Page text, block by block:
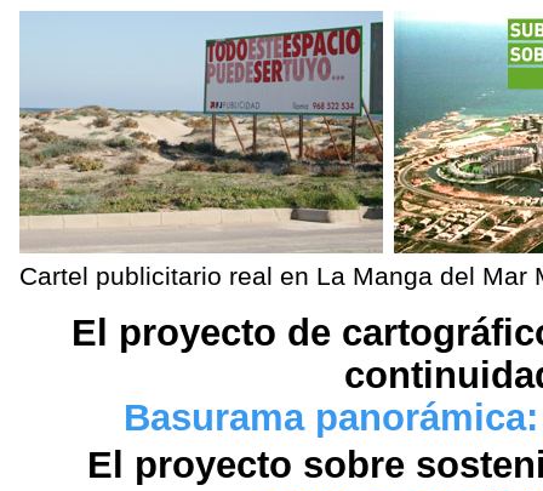
Cartel publicitario real en La Manga del Mar
El proyecto de
Basurama
El proyecto sobre